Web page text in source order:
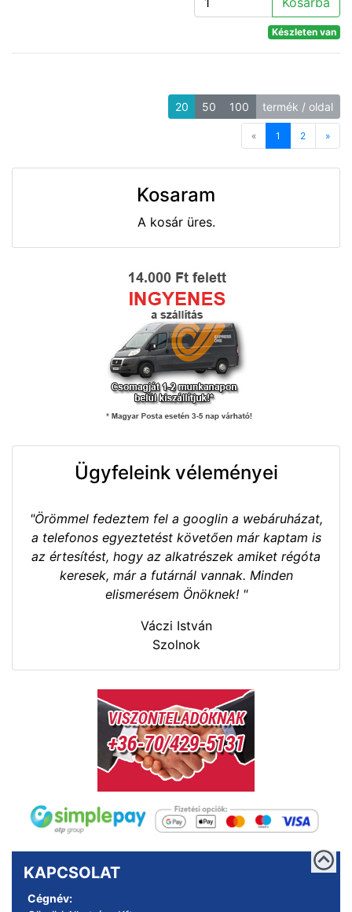
Készleten van
20 50 100 termék / oldal
« Previous
1 2 »
Kosaram
A kosár üres.
Ügyfeleink véleményei
"Örömmel fedeztem fel a googlin a webáruházat,
a telefonos egyeztetést követően már kaptam is
az értesítést, hogy az alkatrészek amiket régóta
keresek, már a futárnál vannak. Minden
elismerésem Önöknek! "
Váczi István
Szolnok
KAPCSOLAT
Cégnév: